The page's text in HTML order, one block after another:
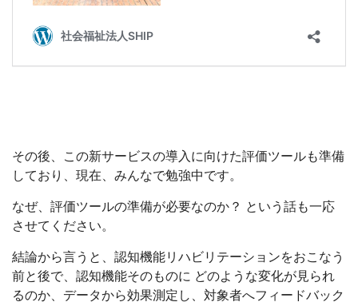
その後、この新サービスの導入に向けた評価ツールも準備
しており、現在、みんなで勉強中です。
なぜ、評価ツールの準備が必要なのか？ という話も一応
させてください。
結論から言うと、認知機能リハビリテーションをおこなう
前と後で、認知機能そのものに どのような変化が見られ
るのか、データから効果測定し、対象者へフィードバック